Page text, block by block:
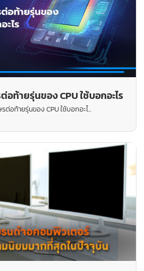
ท้ายรุ่นของ CPU ใช้บอกอะไร
อท้ายรุ่นของ CPU ใช้บอกอะไ...